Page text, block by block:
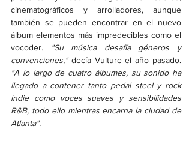
cinematográficos y arrolladores, aunque
también se pueden encontrar en el nuevo
álbum elementos más impredecibles como el
vocoder.
"Su música desafía géneros y
convenciones,"
"A lo largo de cuatro álbumes, su sonido ha
llegado a contener tanto pedal steel y rock
indie como voces suaves y sensibilidades
R&B, todo ello mientras encarna la ciudad de
Atlanta".